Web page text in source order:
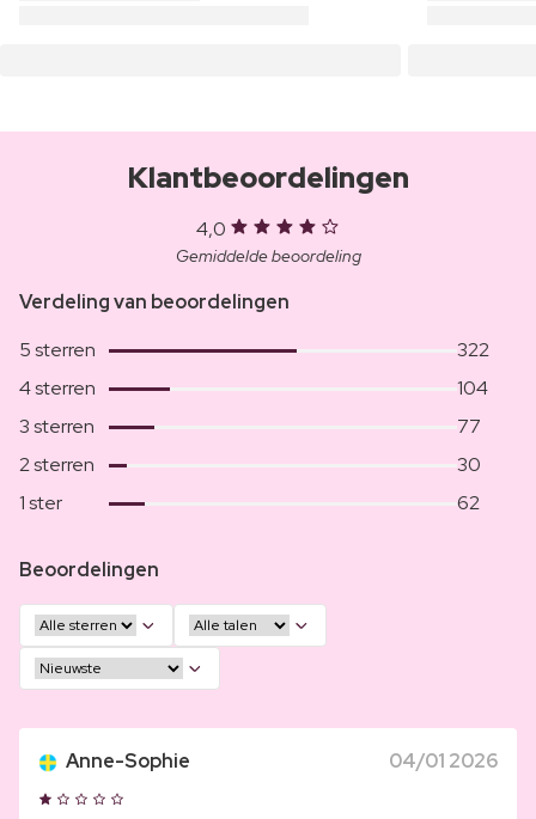
Klantbeoordelingen
4,0
Gemiddelde beoordeling
Verdeling van beoordelingen
5 sterren
322
4 sterren
104
3 sterren
77
2 sterren
30
1 ster
62
Beoordelingen
Anne-Sophie 04/01 2026